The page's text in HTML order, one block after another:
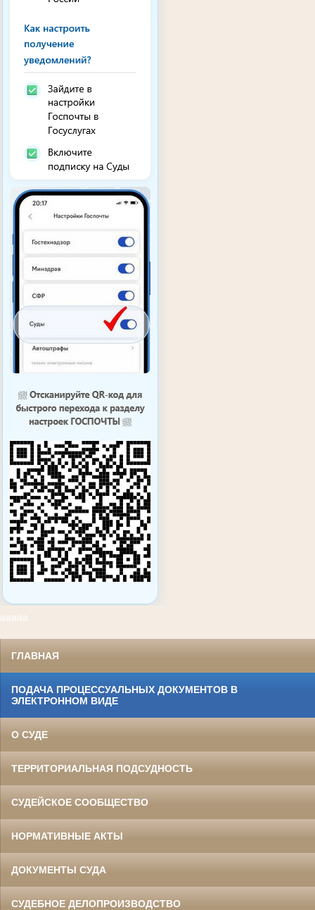
ааааа
ГЛАВНАЯ
ПОДАЧА ПРОЦЕССУАЛЬНЫХ ДОКУМЕНТОВ В
ЭЛЕКТРОННОМ ВИДЕ
О СУДЕ
ТЕРРИТОРИАЛЬНАЯ ПОДСУДНОСТЬ
СУДЕЙСКОЕ СООБЩЕСТВО
НОРМАТИВНЫЕ АКТЫ
ДОКУМЕНТЫ СУДА
СУДЕБНОЕ ДЕЛОПРОИЗВОДСТВО